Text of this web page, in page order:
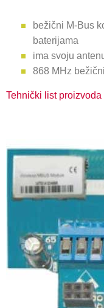
bežični M-Bus
baterijama
ima svoju
868 MHz
Tehnički list proizvoda